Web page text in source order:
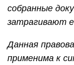
собранные
затрагивают
Данная
применима к